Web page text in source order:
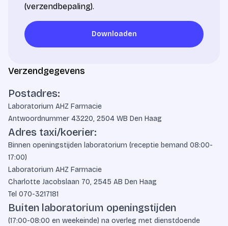
(verzendbepaling).
Downloaden
Verzendgegevens
Postadres:
Laboratorium AHZ Farmacie
Antwoordnummer 43220, 2504 WB Den Haag
Adres taxi/koerier:
Binnen openingstijden laboratorium (receptie bemand 08:00-
17:00)
Laboratorium AHZ Farmacie
Charlotte Jacobslaan 70, 2545 AB Den Haag
Tel 070-3217181
Buiten laboratorium openingstijden
(17:00-08:00 en weekeinde) na overleg met dienstdoende